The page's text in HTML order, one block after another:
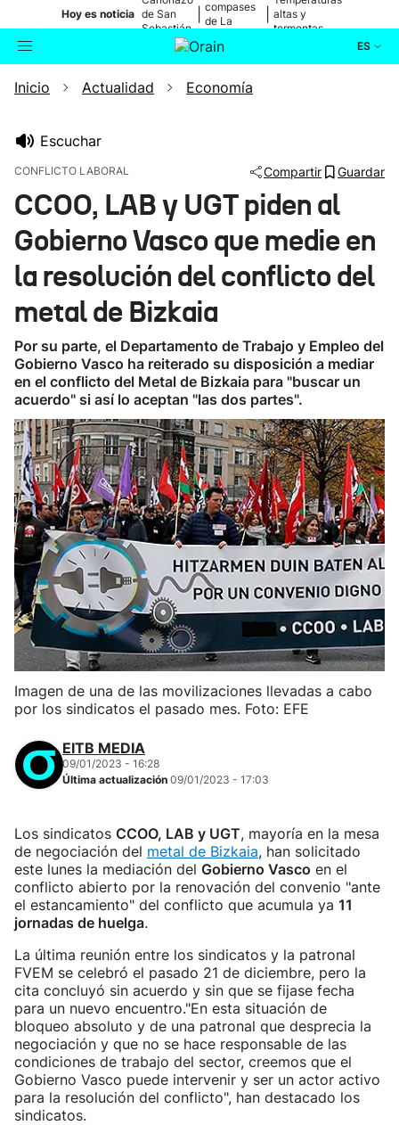
Hoy es noticia de San
Sebastián
compases
de La
altas y
tormentas
ES
Buscador Actualidad
Ikusmiran
Eguraldia
Inicio Actualidad Economía
Escuchar
CONFLICTO LABORAL Compartir Guardar
CCOO, LAB y UGT piden al
Gobierno Vasco que medie en
la resolución del conflicto del
metal de Bizkaia
Por su parte, el Departamento de Trabajo y Empleo del
Gobierno Vasco ha reiterado su disposición a mediar
en el conflicto del Metal de Bizkaia para "buscar un
acuerdo" si así lo aceptan "las dos partes".
Imagen de una de las movilizaciones llevadas a cabo
por los sindicatos el pasado mes. Foto: EFE
EITB MEDIA
09/01/2023 - 16:28
Última actualización 09/01/2023 - 17:03
Los sindicatos CCOO, LAB y UGT, mayoría en la mesa
de negociación del metal de Bizkaia, han solicitado
este lunes la mediación del Gobierno Vasco en el
conflicto abierto por la renovación del convenio "ante
el estancamiento" del conflicto que acumula ya 11
jornadas de huelga.
La última reunión entre los sindicatos y la patronal
FVEM se celebró el pasado 21 de diciembre, pero la
cita concluyó sin acuerdo y sin que se fijase fecha
para un nuevo encuentro."En esta situación de
bloqueo absoluto y de una patronal que desprecia la
negociación y que no se hace responsable de las
condiciones de trabajo del sector, creemos que el
Gobierno Vasco puede intervenir y ser un actor activo
para la resolución del conflicto", han destacado los
sindicatos.